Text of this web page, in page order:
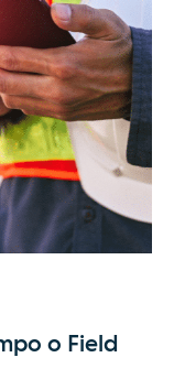
o Field